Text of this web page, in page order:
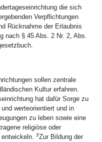
die sich
Verpflichtungen
Rücknahme der Erlaubnis
nach § 45 Abs. 2 Nr. 2, Abs.
sollen zentrale
Kultur erfahren.
hat dafür Sorge zu
werteorientiert und in
zu leben sowie eine
religiöse oder
3Zur Bildung der